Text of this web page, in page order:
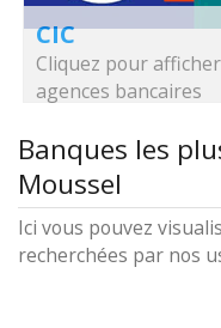
CIC
Cliquez pour
agences bancaires
Banques les
Moussel
Ici vous pouvez
recherchées par nos